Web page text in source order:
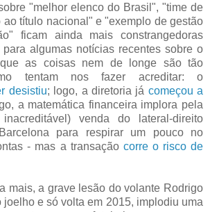
"melhor elenco do Brasil", "time de
ao título nacional" e "exemplo de gestão
ficam ainda mais constrangedoras
algumas notícias recentes sobre o
as coisas nem de longe são tão
tentam nos fazer acreditar: o
desistiu; logo, a diretoria já começou a
a matemática financeira implora pela
venda do lateral-direito
para respirar um pouco no
- mas a transação corre o risco de
mais, a grave lesão do volante Rodrigo
e só volta em 2015, implodiu uma